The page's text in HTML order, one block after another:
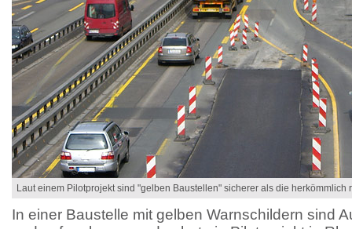
Laut einem Pilotprojekt sind "gelben Baustellen" sicherer als die herkömmlich
In einer Baustelle mit gelben Warnschildern sind